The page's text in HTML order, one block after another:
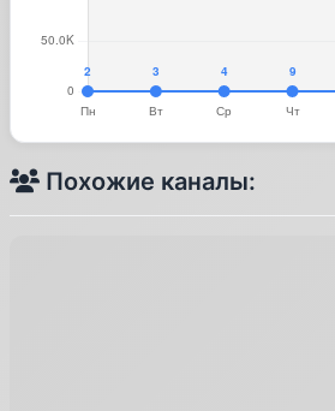
Похожие каналы: